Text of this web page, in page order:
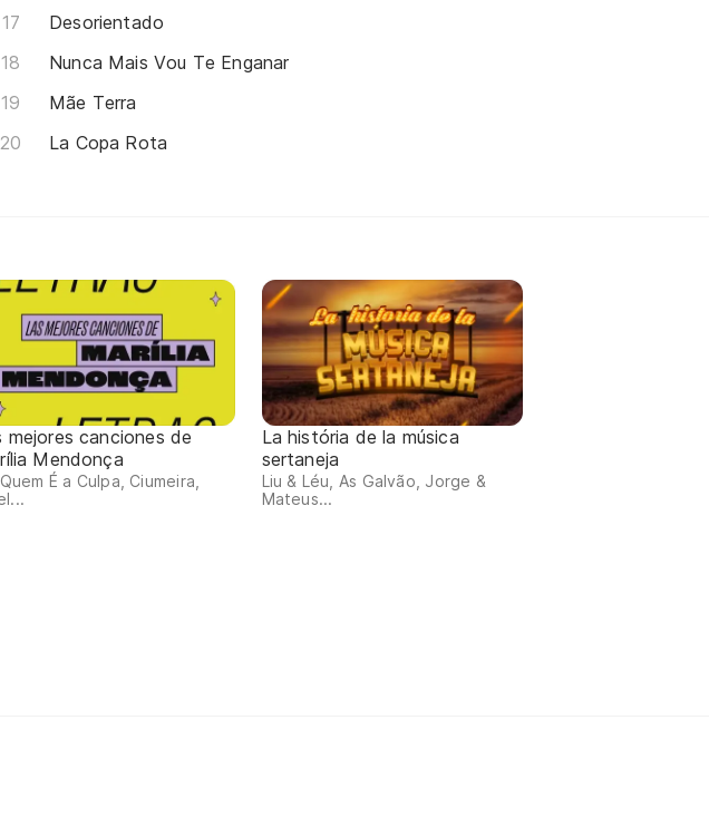
Desorientado
Nunca Mais Vou Te Enganar
Mãe Terra
La Copa Rota
mejores canciones de
Mendonça
É a Culpa, Ciumeira,
La história de la música
sertaneja
Liu & Léu, As Galvão, Jorge &
Mateus...